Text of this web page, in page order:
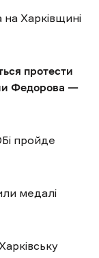
Харківщині
протести
Федорова —
пройде
медалі